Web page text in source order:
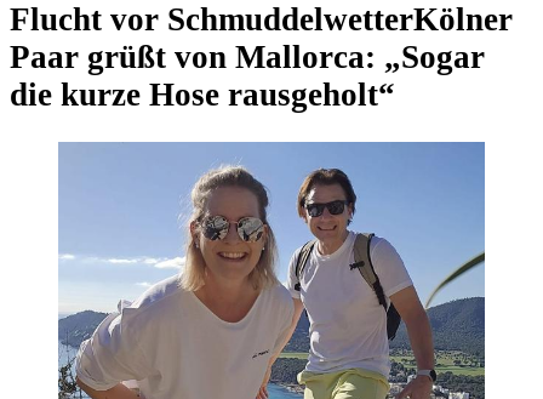
Flucht vor SchmuddelwetterKölner
Paar grüßt von Mallorca: „Sogar
die kurze Hose rausgeholt“